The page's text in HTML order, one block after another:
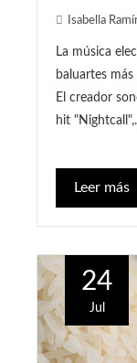
Isabella
La música
baluartes
El creador
hit
Leer más
24
Jul